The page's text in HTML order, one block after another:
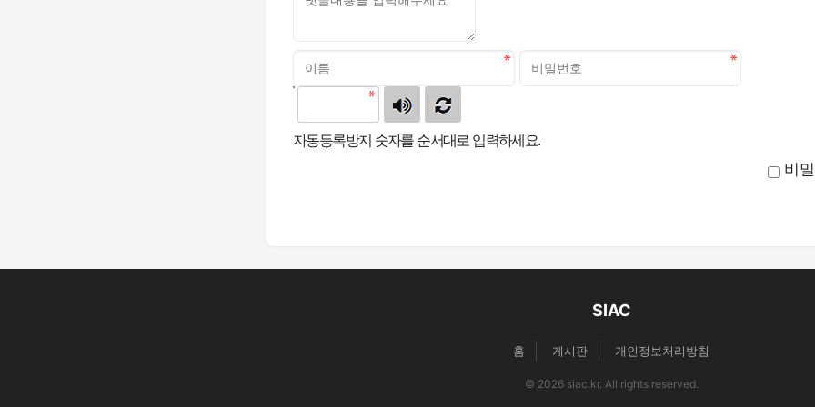
자동등록방지 숫자를 순서대로 입력하세요.
비
SIAC
홈 게시판 개인정보처리방침
© 2026 siac.kr. All rights reserved.